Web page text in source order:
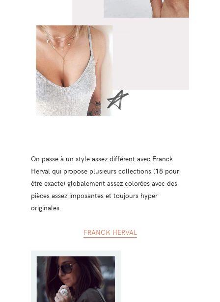
On passe à un style assez différent avec Franck
Herval qui propose plusieurs collections (18 pour
être exacte) globalement assez colorées avec des
pièces assez imposantes et toujours hyper
originales.
FRANCK HERVAL